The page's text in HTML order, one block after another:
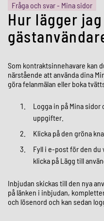
Fråga och svar - Mina sidor
Hur lägger
Som kontraktsinnehavare kan
närstående att använda dina
göra felanmälan eller boka
Logga in på Mina sidor
uppgifter.
Klicka på den gröna
Fyll i e-post för den du
klicka på Lägg till
Inbjudan skickas till den nya
på länken i inbjudan,
och lösenord och kan sedan